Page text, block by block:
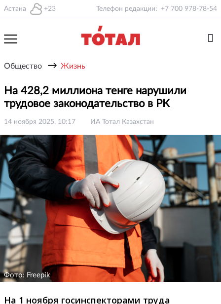
Астана +23 Телефон редакции: +7 700 978-78-54
Общество → Жизнь
На 428,2 миллиона тенге нарушили
трудовое законодательство в РК
14 ноября 2025, 10:17 ИА Тотал Казахстан
Фото: Freepik
На 1 ноября госинспекторами труда